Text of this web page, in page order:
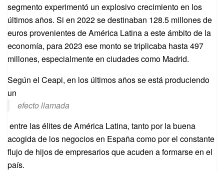
segmento experimentó un explosivo crecimiento en los
últimos años. Si en 2022 se destinaban 128.5 millones de
euros provenientes de América Latina a este ámbito de la
economía, para 2023 ese monto se triplicaba hasta 497
millones, especialmente en ciudades como Madrid.
Según el Ceapi, en los últimos años se está produciendo
un
efecto llamada
entre las élites de América Latina, tanto por la buena
acogida de los negocios en España como por el constante
flujo de hijos de empresarios que acuden a formarse en el
país.